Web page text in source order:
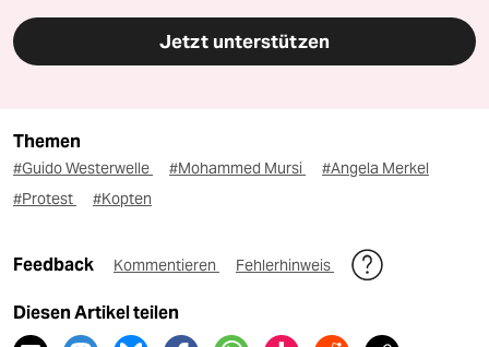
Jetzt unterstützen
Themen
#Guido Westerwelle #Mohammed Mursi
#Angela Merkel
#Protest
#Kopten
Feedback Kommentieren Fehlerhinweis
Diesen Artikel teilen